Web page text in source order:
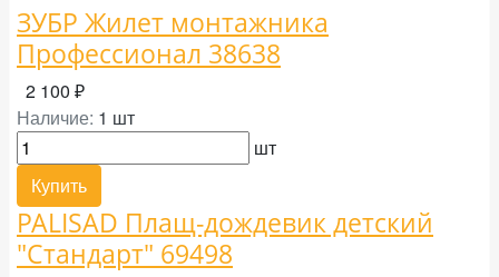
ЗУБР Жилет монтажника
Профессионал 38638
2 100 ₽
Наличие: 1 шт
шт
Купить
PALISAD Плащ-дождевик детский
"Стандарт" 69498